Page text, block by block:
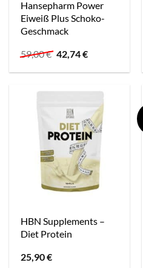
Hansepharm Power
Eiweiß Plus Schoko-
Geschmack
59,00€ Ursprünglicher
Preis
war:
42,74€Aktueller
ist:
HBN Supplements –
Diet Protein
25,90€